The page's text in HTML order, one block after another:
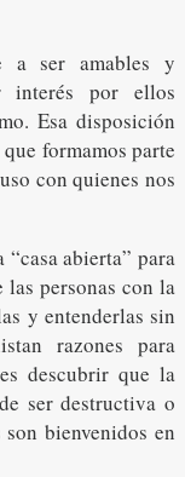
a ser amables y
interés por ellos
Esa disposición
formamos parte
con quienes nos
abierta” para
personas con la
y entenderlas sin
razones para
descubrir que la
ser destructiva o
bienvenidos en